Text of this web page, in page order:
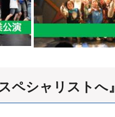
ペシャリストへ』